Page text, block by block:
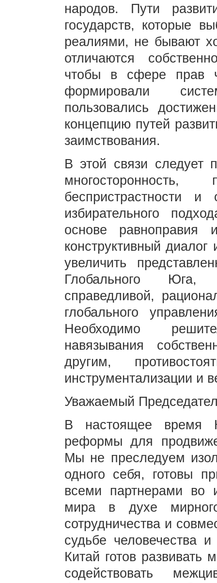
народов. Пути
государств, которые
реалиями, не бывают
отличаются
чтобы в сфере прав
формировали
пользовались
концепцию путей
заимствования.
В этой связи следует
многосторонность,
беспристрастности и
избирательного
основе равноправия
конструктивный
увеличить
Глобального Юга,
справедливой,
глобального
Необходимо
навязывания
другим,
инструментализации и
Уважаемый
В настоящее время
реформы для
Мы не преследуем
одного себя, готовы
всеми партнерами во
мира в духе мирного
сотрудничества и
судьбе человечества
Китай готов развивать
содействовать